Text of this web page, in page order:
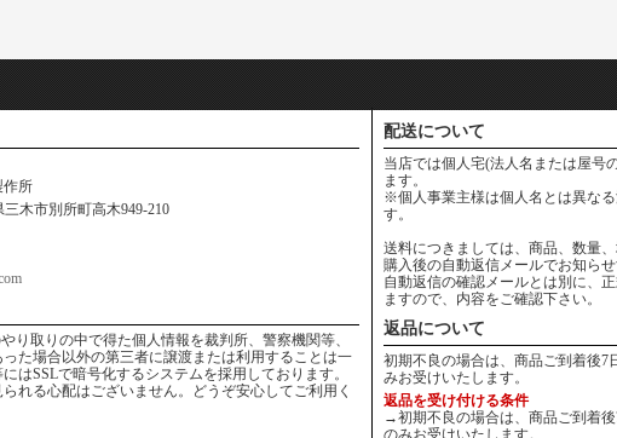
作所
木市別所町高木949-210
り取りの中で得た個人情報を裁判所、警察機関等、
た場合以外の第三者に譲渡または利用することは一
はSSLで暗号化するシステムを採用しております。
れる心配はございません。どうぞ安心してご利用く
配送について
当店では個人宅(法人名または屋号
ます。
※個人事業主様は個人名とは異な
す。
送料につきましては、商品、数量
購入後の自動返信メールでお知ら
自動返信の確認メールとは別に、
ますので、内容をご確認下さい。
返品について
初期不良の場合は、商品ご到着後7
みお受けいたします。
返品を受け付ける条件
→初期不良の場合は、商品ご到着
のみお受けいたします。